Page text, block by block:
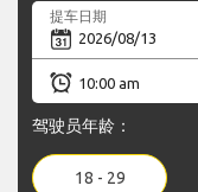
提车日期
驾驶员年龄：
18 - 29